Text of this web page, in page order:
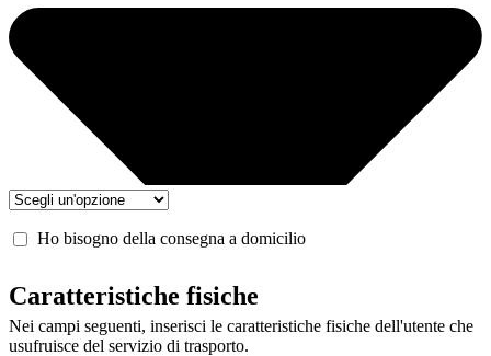
Ho bisogno della consegna a domicilio
Caratteristiche fisiche
Nei campi seguenti, inserisci le caratteristiche fisiche dell'utente che
usufruisce del servizio di trasporto.